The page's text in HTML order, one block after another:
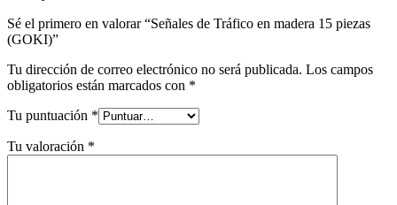
Sé el primero en valorar “Señales de Tráfico en madera 15 piezas
(GOKI)”
Tu dirección de correo electrónico no será publicada. Los campos
obligatorios están marcados con *
Tu puntuación *
Tu valoración *